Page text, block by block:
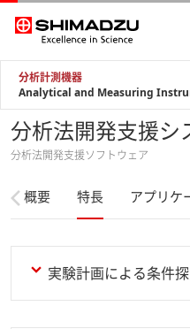
分析計測機器
Analytical and Measuring
分析法開発支援シ
分析法開発支援ソフトウェア
概要 特長 アプリケ
実験計画による条件